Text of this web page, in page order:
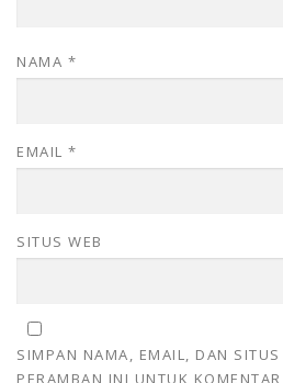
NAMA *
EMAIL *
SITUS WEB
SIMPAN NAMA, EMAIL, DAN
PERAMBAN INI UNTUK